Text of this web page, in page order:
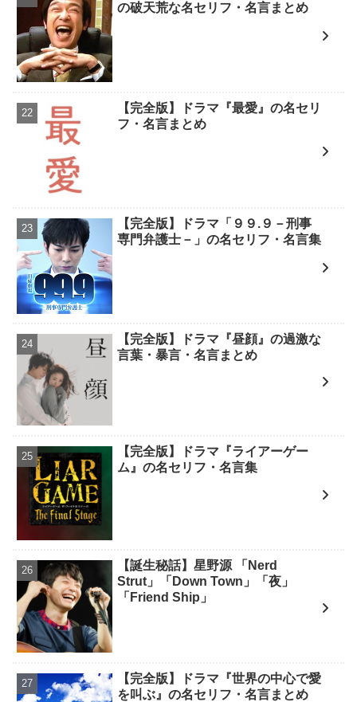
の破天荒な名セリフ・名言まとめ
【完全版】ドラマ『最愛』の名セリ
フ・名言まとめ
【完全版】ドラマ「９９.９－刑事
専門弁護士－」の名セリフ・名言集
【完全版】ドラマ『昼顔』の過激な
言葉・暴言・名言まとめ
【完全版】ドラマ『ライアーゲー
ム』の名セリフ・名言集
【誕生秘話】星野源 「Nerd
Strut」「Down Town」「夜」
「Friend Ship」
【完全版】ドラマ『世界の中心で愛
を叫ぶ』の名セリフ・名言まとめ